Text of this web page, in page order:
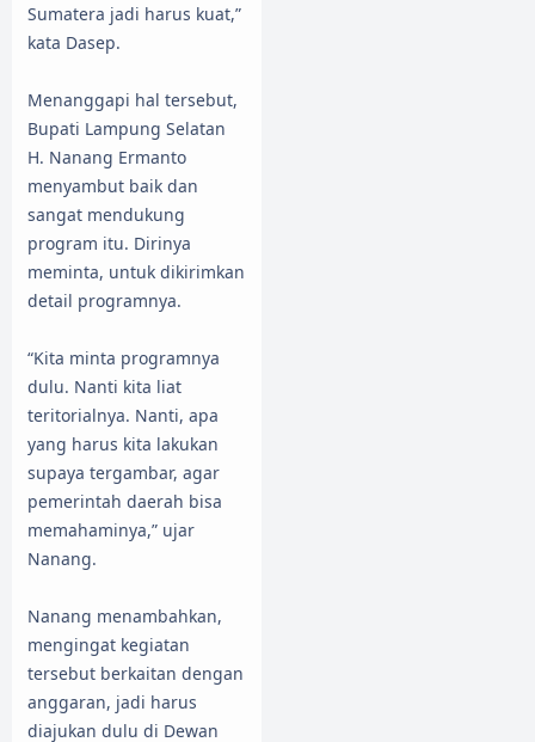
Sumatera jadi harus kuat,”
kata Dasep.
Menanggapi hal tersebut,
Bupati Lampung Selatan
H. Nanang Ermanto
menyambut baik dan
sangat mendukung
program itu. Dirinya
meminta, untuk dikirimkan
detail programnya.
“Kita minta programnya
dulu. Nanti kita liat
teritorialnya. Nanti, apa
yang harus kita lakukan
supaya tergambar, agar
pemerintah daerah bisa
memahaminya,” ujar
Nanang.
Nanang menambahkan,
mengingat kegiatan
tersebut berkaitan dengan
anggaran, jadi harus
diajukan dulu di Dewan